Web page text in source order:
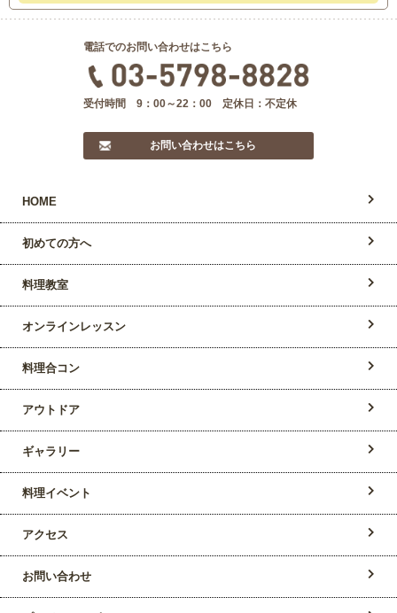
電話でのお問い合わせはこちら
受付時間 9：00～22：00 定休日：不定休
お問い合わせはこちら
HOME
初めての方へ
料理教室
オンラインレッスン
料理合コン
アウトドア
ギャラリー
料理イベント
アクセス
お問い合わせ